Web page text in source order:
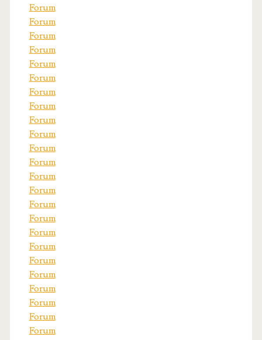
Forum
Forum
Forum
Forum
Forum
Forum
Forum
Forum
Forum
Forum
Forum
Forum
Forum
Forum
Forum
Forum
Forum
Forum
Forum
Forum
Forum
Forum
Forum
Forum